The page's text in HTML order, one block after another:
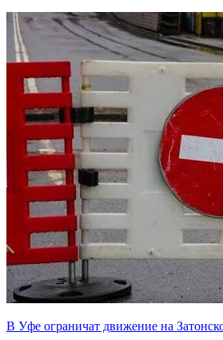
В Уфе ограничат движение на